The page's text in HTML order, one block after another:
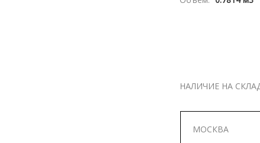
НАЛИЧИЕ НА
МОСКВА